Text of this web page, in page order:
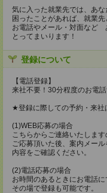
気に入った就業先では、あ
困ったことがあれば、就業
お電話やメール・対面など
とってまいります！
登録について
【電話登録】
来社不要！30分程度のお電
★登録に際しての予約・来
(1)WEB応募の場合
こちらからご連絡いたします
ご応募頂いた後、案内メー
内容をご確認ください。
(2)電話応募の場合
お時間のあるときにお電話
その場で登録も可能です。